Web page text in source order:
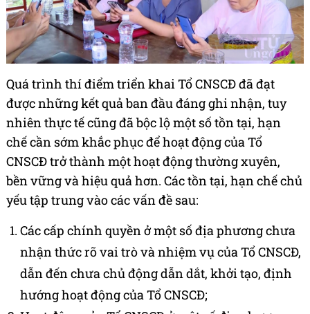
Quá trình thí điểm triển khai Tổ CNSCĐ đã đạt
được những kết quả ban đầu đáng ghi nhận, tuy
nhiên thực tế cũng đã bộc lộ một số tồn tại, hạn
chế cần sớm khắc phục để hoạt động của Tổ
CNSCĐ trở thành một hoạt động thường xuyên,
bền vững và hiệu quả hơn. Các tồn tại, hạn chế chủ
yếu tập trung vào các vấn đề sau:
Các cấp chính quyền ở một số địa phương chưa
nhận thức rõ vai trò và nhiệm vụ của Tổ CNSCĐ,
dẫn đến chưa chủ động dẫn dắt, khởi tạo, định
hướng hoạt động của Tổ CNSCĐ;